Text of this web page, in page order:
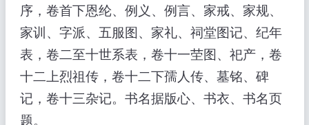
序，卷首下恩纶、例义、例言、家戒、家规、
家训、字派、五服图、家礼、祠堂图记、纪年
表，卷二至十世系表，卷十一茔图、祀产，卷
十二上烈祖传，卷十二下孺人传、墓铭、碑
记，卷十三杂记。书名据版心、书衣、书名页
题。